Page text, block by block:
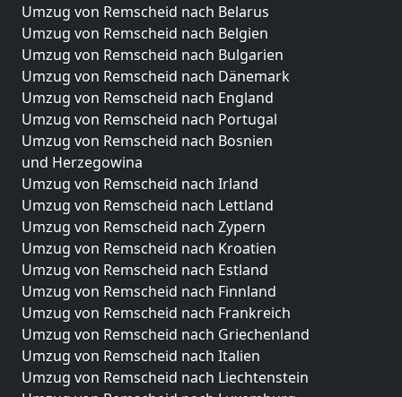
Umzug von Remscheid nach Belarus
Umzug von Remscheid nach Belgien
Umzug von Remscheid nach Bulgarien
Umzug von Remscheid nach Dänemark
Umzug von Remscheid nach England
Umzug von Remscheid nach Portugal
Umzug von Remscheid nach Bosnien
und Herzegowina
Umzug von Remscheid nach Irland
Umzug von Remscheid nach Lettland
Umzug von Remscheid nach Zypern
Umzug von Remscheid nach Kroatien
Umzug von Remscheid nach Estland
Umzug von Remscheid nach Finnland
Umzug von Remscheid nach Frankreich
Umzug von Remscheid nach Griechenland
Umzug von Remscheid nach Italien
Umzug von Remscheid nach Liechtenstein